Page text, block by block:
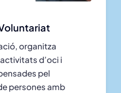
organitza
d’oci i
pel
persones amb